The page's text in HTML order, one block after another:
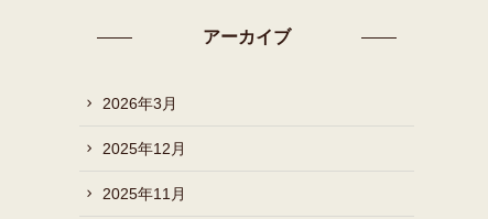
アーカイブ
2026年3月
2025年12月
2025年11月